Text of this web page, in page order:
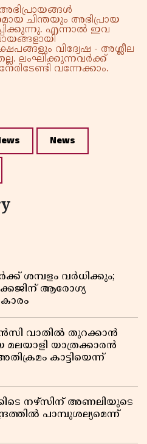
ചിന്തയും അഭിപ്രായ
എന്നാൽ ഇവ
വിദ്വേഷ - അശ്ലീല
ലംഘിക്കുന്നവർക്ക്
വന്നേക്കാം.
News
ശമ്പളം വർധിക്കും;
ആരോഗ്യ
വാതിൽ തുറക്കാൻ
മലയാളി യാത്രക്കാരൻ
കാട്ടിയെന്ന്
നഴ്സിന് അണലിയുടെ
പാമ്പുശല്യമെന്ന്